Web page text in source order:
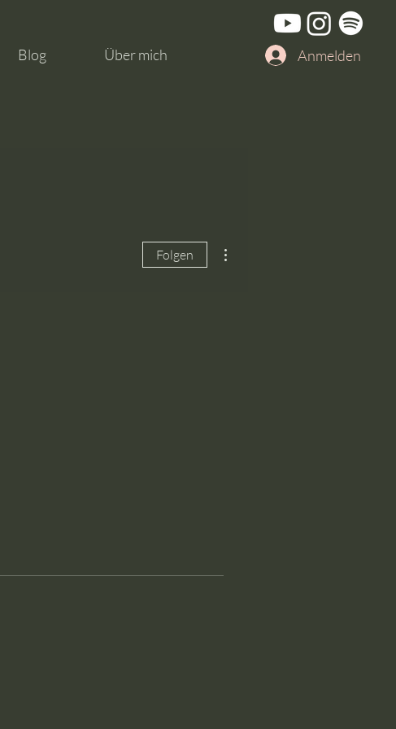
Anmelden
Blog Über mich
Folgen